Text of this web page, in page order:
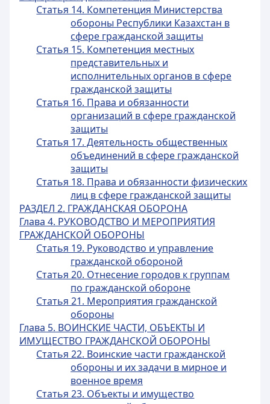
Статья 14. Компетенция Министерства
обороны Республики Казахстан в
сфере гражданской защиты
Статья 15. Компетенция местных
представительных и
исполнительных органов в сфере
гражданской защиты
Статья 16. Права и обязанности
организаций в сфере гражданской
защиты
Статья 17. Деятельность общественных
объединений в сфере гражданской
защиты
Статья 18. Права и обязанности физических
лиц в сфере гражданской защиты
РАЗДЕЛ 2. ГРАЖДАНСКАЯ ОБОРОНА
Глава 4. РУКОВОДСТВО И МЕРОПРИЯТИЯ
ГРАЖДАНСКОЙ ОБОРОНЫ
Статья 19. Руководство и управление
гражданской обороной
Статья 20. Отнесение городов к группам
по гражданской обороне
Статья 21. Мероприятия гражданской
обороны
Глава 5. ВОИНСКИЕ ЧАСТИ, ОБЪЕКТЫ И
ИМУЩЕСТВО ГРАЖДАНСКОЙ ОБОРОНЫ
Статья 22. Воинские части гражданской
обороны и их задачи в мирное и
военное время
Статья 23. Объекты и имущество